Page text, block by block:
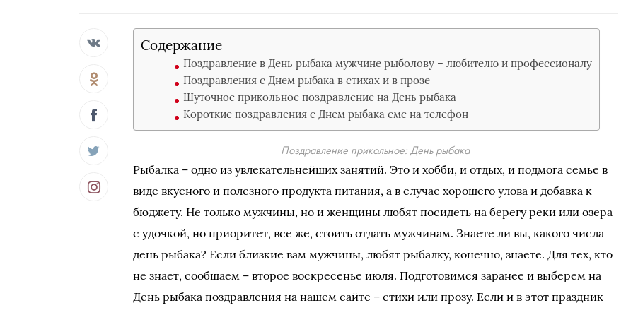
Содержание
Поздравление в День рыбака мужчине рыболову – любителю и профессионалу
Поздравления с Днем рыбака в стихах и в прозе
Шуточное прикольное поздравление на День рыбака
Короткие поздравления с Днем рыбака смс на телефон
Поздравление прикольное: День рыбака
Рыбалка – одно из увлекательнейших занятий. Это и хобби, и отдых, и подмога семье в
виде вкусного и полезного продукта питания, а в случае хорошего улова и добавка к
бюджету. Не только мужчины, но и женщины любят посидеть на берегу реки или озера
с удочкой, но приоритет, все же, стоить отдать мужчинам. Знаете ли вы, какого числа
день рыбака? Если близкие вам мужчины, любят рыбалку, конечно, знаете. Для тех, кто
не знает, сообщаем – второе воскресенье июля. Подготовимся заранее и выберем на
День рыбака поздравления на нашем сайте – стихи или прозу. Если и в этот праздник